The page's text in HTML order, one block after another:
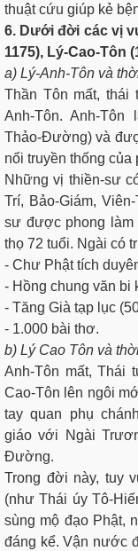
thuật cứu giúp kẻ
6. Dưới đời các vị
1175), Lý-Cao-Tôn
a) Lý-Anh-Tôn và
Thần Tôn mất, thái
Anh-Tôn. Anh-
Thảo-Ðường) và
nối truyền thống
Những vị thiền-sư
Trí, Bảo-Giám,
sư được phong làm
thọ 72 tuổi. Ngài có
- Chư Phật tích
- Hồng chung văn bi
- Tăng Già tạp lục
- 1.000 bài thơ.
b) Lý Cao Tôn và
Anh-Tôn mất, Thái
Cao-Tôn lên ngôi
tay quan phụ
giáo với Ngài
Ðường.
Trong đời này, tuy
(như Thái úy Tô-
sùng mộ đạo Phật,
đáng kể. Vận nước